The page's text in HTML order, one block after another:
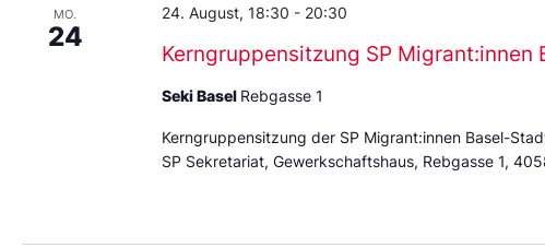
MO.
24
Kerngruppensitzung SP Migrant:innen
24. August, 18:30 - 20:30
Seki Basel Rebgasse 1
Kerngruppensitzung der SP Migrant:innen Basel-
SP Sekretariat, Gewerkschaftshaus, Rebgasse 1,